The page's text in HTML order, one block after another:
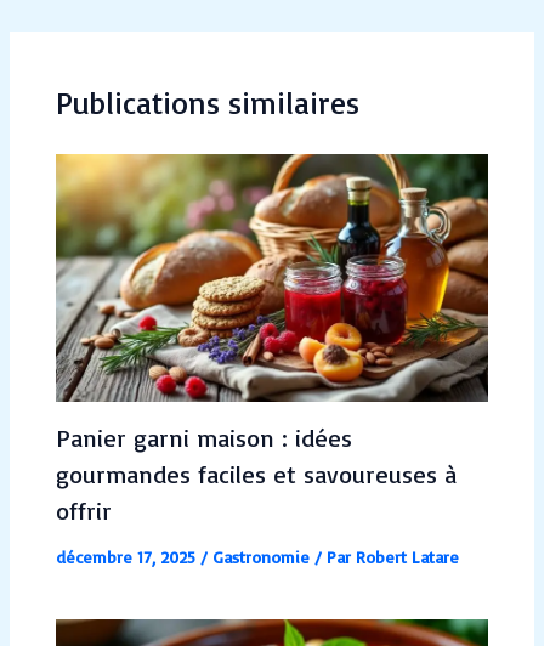
Publications similaires
Panier garni maison : idées
gourmandes faciles et savoureuses à
offrir
décembre 17, 2025 / Gastronomie/ Par Robert Latare